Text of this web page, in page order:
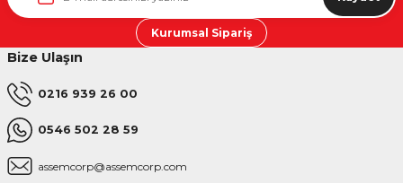
Kurumsal Sipariş
Bize Ulaşın
0216 939 26 00
0546 502 28 59
assemcorp@assemcorp.com